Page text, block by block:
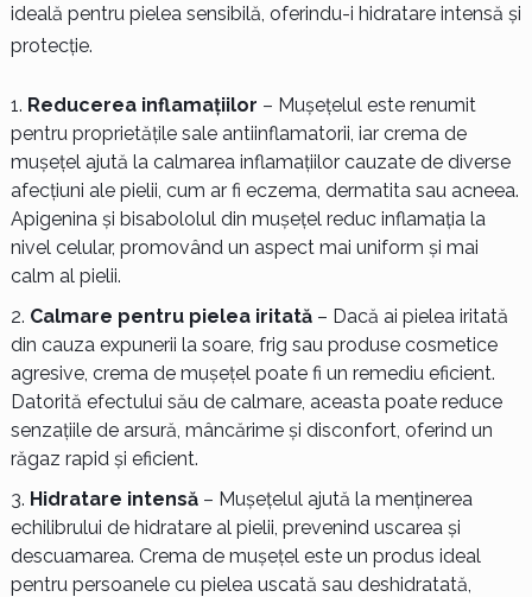
ideală pentru pielea sensibilă, oferindu-i hidratare intensă și
protecție.
Reducerea inflamațiilor – Mușețelul este renumit
pentru proprietățile sale antiinflamatorii, iar crema de
mușețel ajută la calmarea inflamațiilor cauzate de diverse
afecțiuni ale pielii, cum ar fi eczema, dermatita sau acneea.
Apigenina și bisabololul din mușețel reduc inflamația la
nivel celular, promovând un aspect mai uniform și mai
calm al pielii.
Calmare pentru pielea iritată– Dacă ai pielea iritată
din cauza expunerii la soare, frig sau produse cosmetice
agresive, crema de mușețel poate fi un remediu eficient.
Datorită efectului său de calmare, aceasta poate reduce
senzațiile de arsură, mâncărime și disconfort, oferind un
răgaz rapid și eficient.
Hidratare intensă– Mușețelul ajută la menținerea
echilibrului de hidratare al pielii, prevenind uscarea și
descuamarea. Crema de mușețel este un produs ideal
pentru persoanele cu pielea uscată sau deshidratată,